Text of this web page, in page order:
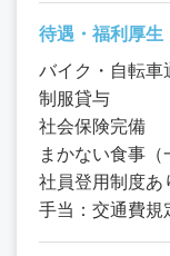
待遇・福利厚生
バイク・自転車
制服貸与
社会保険完備
まかない食事（
社員登用制度あ
手当：交通費規